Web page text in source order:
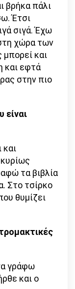
βρήκα πάλι
Έτσι
σιγά. Έχω
χώρα των
και
και εφτά
στην πιο
είναι
και
τα βιβλία
Στο τσίρκο
θυμίζει
γράφω
και ο